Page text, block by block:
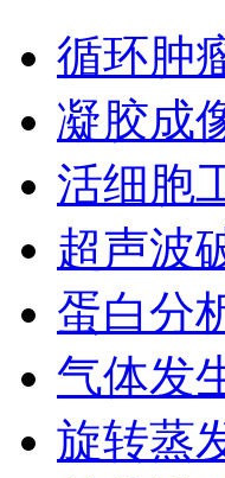
循环肿
凝胶成
活细胞
超声波
蛋白分
气体发
旋转蒸